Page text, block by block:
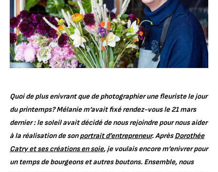
Quoi de plus enivrant que de photographier une fleuriste le jour
du printemps? Mélanie m’avait fixé rendez-vous le 21 mars
dernier : le soleil avait décidé de nous rejoindre pour nous aider
à la réalisation de sonportrait d’entrepreneur. AprèsDorothée
Catry et ses créations en soie, je voulais encore m’enivrer pour
un temps de bourgeons et autres boutons. Ensemble, nous